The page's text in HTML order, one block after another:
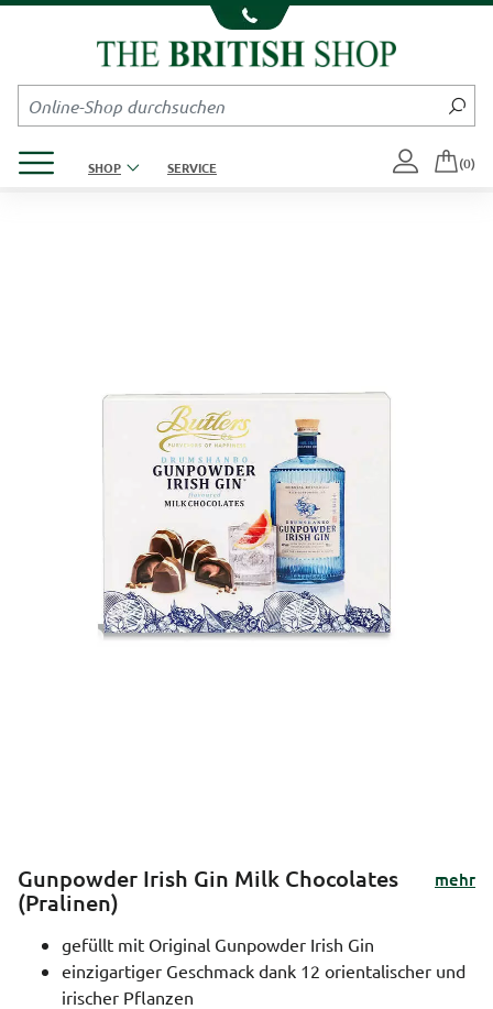
Kompletten Head der Seite überspringen
SHOP SERVICE (0)
Gunpowder Irish Gin Milk Chocolates
(Pralinen)
mehr
gefüllt mit Original Gunpowder Irish Gin
einzigartiger Geschmack dank 12 orientalischer und
irischer Pflanzen